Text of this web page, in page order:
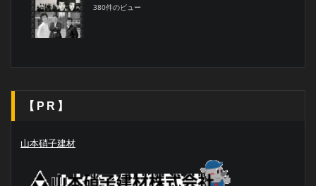
380件のビュー
【PR】
山本硝子建材